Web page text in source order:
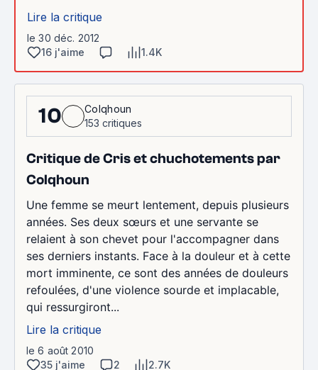
Lire la critique
le 30 déc. 2012
16 j'aime
1.4K
10
Colqhoun
153 critiques
Critique de Cris et chuchotements par
Colqhoun
Une femme se meurt lentement, depuis plusieurs
années. Ses deux sœurs et une servante se
relaient à son chevet pour l'accompagner dans
ses derniers instants. Face à la douleur et à cette
mort imminente, ce sont des années de douleurs
refoulées, d'une violence sourde et implacable,
qui ressurgiront...
Lire la critique
le 6 août 2010
35 j'aime
2 2.7K